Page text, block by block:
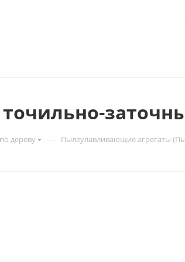
дереву — Пылеулавливающие агрегаты